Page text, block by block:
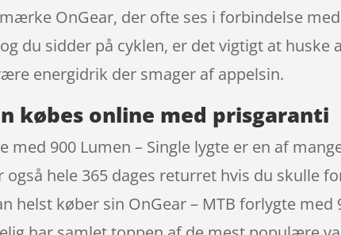
OnGear, der ofte ses i forbindelse
du sidder på cyklen, er det vigtigt at
energidrik der smager af appelsin.
købes online med prisgaranti
med 900 Lumen – Single lygte er en af
også hele 365 dages returret hvis du skulle
helst køber sin OnGear – MTB forlygte med